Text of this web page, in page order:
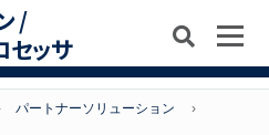
/
セッサ
パートナーソリューション